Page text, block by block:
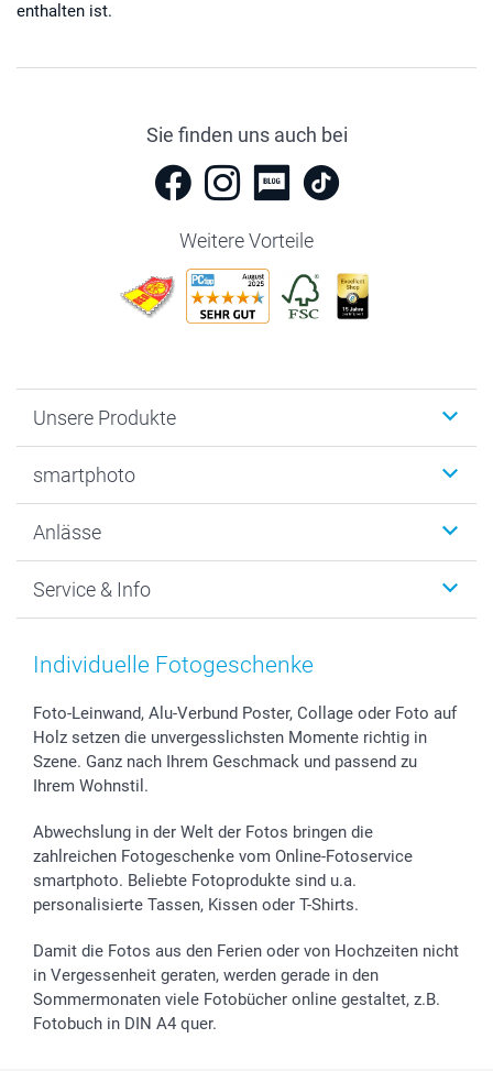
enthalten ist.
Sie finden uns auch bei
Weitere Vorteile
Unsere Produkte
Fotogeschenke
MyNameBook
Fotoabzüge, Fotos als Buch & Poster
Zubehör & Material
Sticker & Etiketten
Geschenk-Gutscheine (PDF)
smartphoto
Warum smartphoto
Datenschutz
AGB
Presse
Partnerprogramme
Investor Relations
Widerrufsrecht
Anlässe
Neujahr
Muttertag
Kommunion & Konfirmation
Hochzeit
Geburtstag
Zu allen Anlässen
Service & Info
Preise und Versandkosten
48h Lieferung
Zahlungsmöglichkeiten
Anmelden /Registrieren
Status der Bestellung
smartfriends
smartgarantie
smartbonus
Individuelle Fotogeschenke
Foto-Leinwand, Alu-Verbund Poster, Collage oder Foto auf
Holz setzen die unvergesslichsten Momente richtig in
Szene. Ganz nach Ihrem Geschmack und passend zu
Ihrem Wohnstil.
Abwechslung in der Welt der Fotos bringen die
zahlreichen Fotogeschenke vom Online-Fotoservice
smartphoto. Beliebte Fotoprodukte sind u.a.
personalisierte Tassen, Kissen oder T-Shirts.
Damit die Fotos aus den Ferien oder von Hochzeiten nicht
in Vergessenheit geraten, werden gerade in den
Sommermonaten viele Fotobücher online gestaltet, z.B.
Fotobuch in DIN A4 quer.